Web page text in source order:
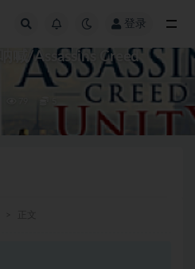
登录
喊/Assassins Creed